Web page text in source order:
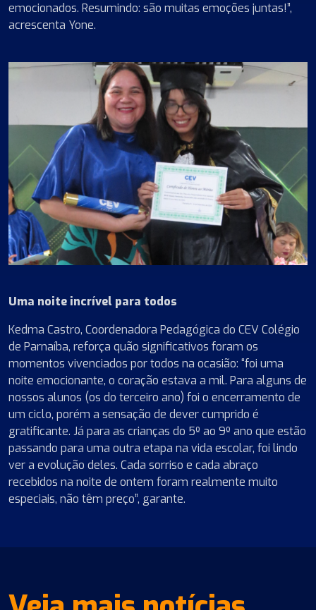
emocionados. Resumindo: são muitas emoções juntas!”,
acrescenta Yone.
Uma noite incrível para todos
Kedma Castro, Coordenadora Pedagógica do CEV Colégio
de Parnaíba, reforça quão significativos foram os
momentos vivenciados por todos na ocasião: “foi uma
noite emocionante, o coração estava a mil. Para alguns de
nossos alunos (os do terceiro ano) foi o encerramento de
um ciclo, porém a sensação de dever cumprido é
gratificante. Já para as crianças do 5º ao 9º ano que estão
passando para uma outra etapa na vida escolar, foi lindo
ver a evolução deles. Cada sorriso e cada abraço
recebidos na noite de ontem foram realmente muito
especiais, não têm preço”, garante.